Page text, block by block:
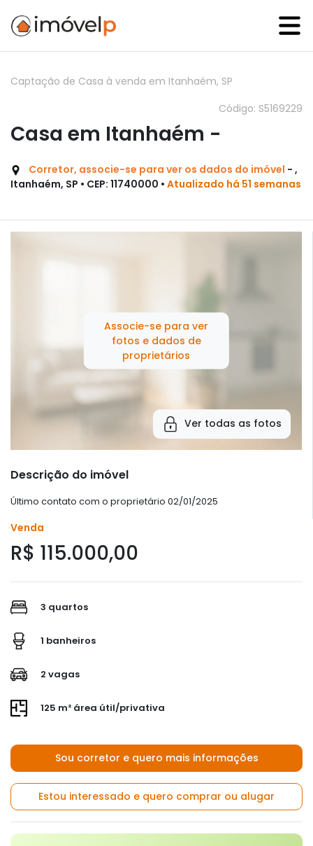
Captação de Casa à venda em Itanhaém, SP
Código: S5169229
Casa em Itanhaém -
Corretor, associe-se para ver os dados do imóvel - ,
Itanhaém, SP • CEP: 11740000 • Atualizado há 51 semanas
Associe-se para ver
fotos e dados de
proprietários
Ver todas as fotos
Descrição do imóvel
Último contato com o proprietário 02/01/2025
Venda
R$ 115.000,00
3 quartos
1 banheiros
2 vagas
125 m² área útil/privativa
Sou corretor e quero mais informações
Estou interessado e quero comprar ou alugar